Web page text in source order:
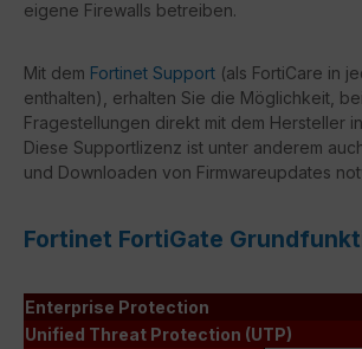
eigene Firewalls betreiben.
Mit dem Fortinet Support (als FortiCare in
enthalten), erhalten Sie die Möglichkeit,
Fragestellungen direkt mit dem Hersteller
Diese Supportlizenz ist unter anderem
und Downloaden von Firmwareupdates
Fortinet FortiGate
Enterprise Protection
Unified Threat Protection (UTP)